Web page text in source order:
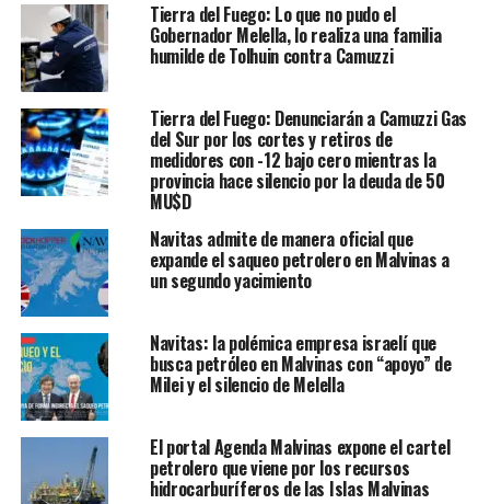
Tierra del Fuego: Lo que no pudo el
Gobernador Melella, lo realiza una familia
humilde de Tolhuin contra Camuzzi
Tierra del Fuego: Denunciarán a Camuzzi Gas
del Sur por los cortes y retiros de
medidores con -12 bajo cero mientras la
provincia hace silencio por la deuda de 50
MU$D
Navitas admite de manera oficial que
expande el saqueo petrolero en Malvinas a
un segundo yacimiento
Navitas: la polémica empresa israelí que
busca petróleo en Malvinas con “apoyo” de
Milei y el silencio de Melella
El portal Agenda Malvinas expone el cartel
petrolero que viene por los recursos
hidrocarburíferos de las Islas Malvinas